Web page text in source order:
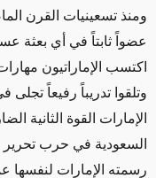
ومنذ تسعينيات القرن
عضواً ثابتاً في أي بعثة
اكتسب الإماراتيون
الإمارات القوة الثانية
السعودية في حرب تحرير
رسمته الإمارات لنفسها